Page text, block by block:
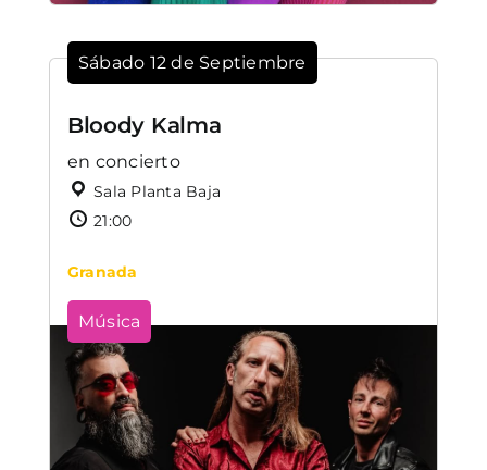
Sábado 12 de Septiembre
Bloody Kalma
en concierto
Sala Planta Baja
21:00
Granada
Música